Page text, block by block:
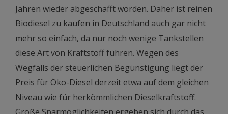
Jahren wieder abgeschafft worden. Daher ist reinen
Biodiesel zu kaufen in Deutschland auch gar nicht
mehr so einfach, da nur noch wenige Tankstellen
diese Art von Kraftstoff führen. Wegen des
Wegfalls der steuerlichen Begünstigung liegt der
Preis für Öko-Diesel derzeit etwa auf dem gleichen
Niveau wie für herkömmlichen Dieselkraftstoff.
Große Sparmöglichkeiten ergeben sich durch das